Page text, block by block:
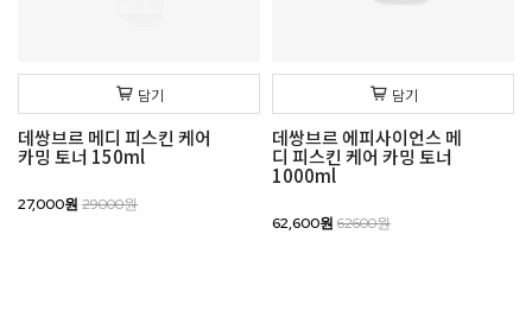
담기
데쌍브르 메디 피스킨 케어
카밍 토너 150ml
27,000원 29000원
담기
데쌍브르 에피사이언스 메
디 피스킨 케어 카밍 토너
1000ml
62,600원 62600원